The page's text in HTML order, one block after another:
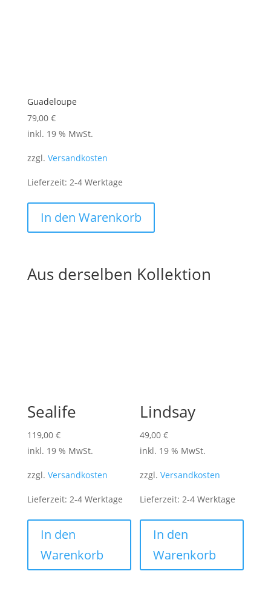
Guadeloupe
79,00 €
inkl. 19 % MwSt.
zzgl. Versandkosten
Lieferzeit: 2-4 Werktage
In den Warenkorb
Aus derselben Kollektion
Sealife
119,00 €
inkl. 19 % MwSt.
zzgl. Versandkosten
Lieferzeit: 2-4 Werktage
In den
Warenkorb
Lindsay
49,00€
inkl. 19 % MwSt.
zzgl.Versandkosten
Lieferzeit:2-4 Werktage
In den
Warenkorb